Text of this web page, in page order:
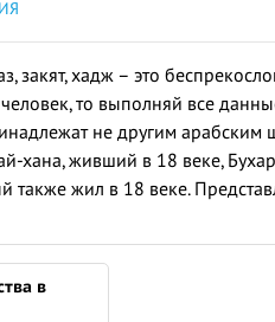
закят, хадж – это
то выполняй все
не другим
хана, живший в 18 веке,
жил в 18 веке.
в